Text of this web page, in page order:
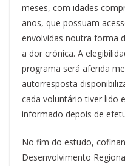
meses, com idades
anos, que possuam
envolvidas noutra forma
a dor crónica. A
programa será aferida
autorresposta
cada voluntário tiver lido
informado depois de
No fim do estudo,
Desenvolvimento